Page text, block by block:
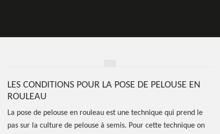
LES CONDITIONS POUR LA POSE DE PELOUSE EN
ROULEAU
La pose de pelouse en rouleau est une technique qui prend le
pas sur la culture de pelouse à semis. Pour cette technique on